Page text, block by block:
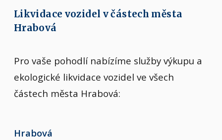
Likvidace vozidel v částech města
Hrabová
Pro vaše pohodlí nabízíme služby výkupu a
ekologické likvidace vozidel ve všech
částech města Hrabová:
Hrabová